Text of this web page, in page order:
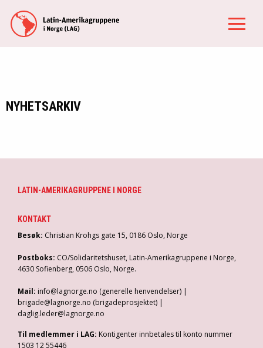
NYHETSARKIV
LATIN-AMERIKAGRUPPENE I NORGE
KONTAKT
Besøk: Christian Krohgs gate 15, 0186 Oslo, Norge
Postboks: CO/Solidaritetshuset, Latin-Amerikagruppene i Norge,
4630 Sofienberg, 0506 Oslo, Norge.
Mail: info@lagnorge.no (generelle henvendelser) |
brigade@lagnorge.no (brigadeprosjektet) |
daglig.leder@lagnorge.no
Til medlemmer i LAG: Kontigenter innbetales til konto nummer
1503 12 55446